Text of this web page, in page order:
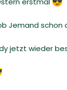
Jemand schon
jetzt wieder